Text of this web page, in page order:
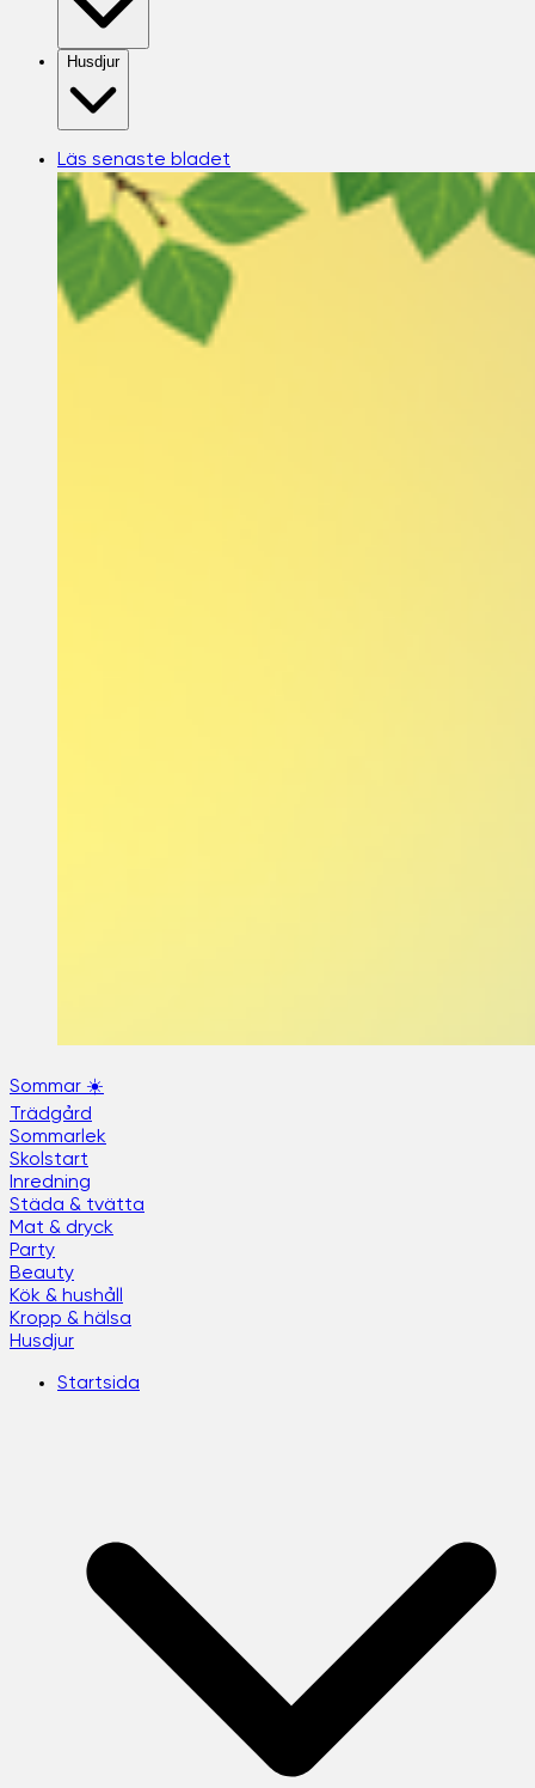
Husdjur
Läs senaste bladet
Sommar ☀️
Trädgård
Sommarlek
Skolstart
Inredning
Städa & tvätta
Mat & dryck
Party
Beauty
Kök & hushåll
Kropp & hälsa
Husdjur
Startsida